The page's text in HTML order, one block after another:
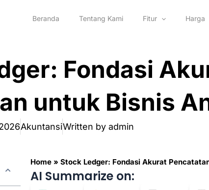
Beranda Tentang Kami Fitur Harga
Fondasi
untuk Bisnis
AkuntansiWritten by admin
Home» Stock Ledger: Fondasi Akurat
AI Summarize on: